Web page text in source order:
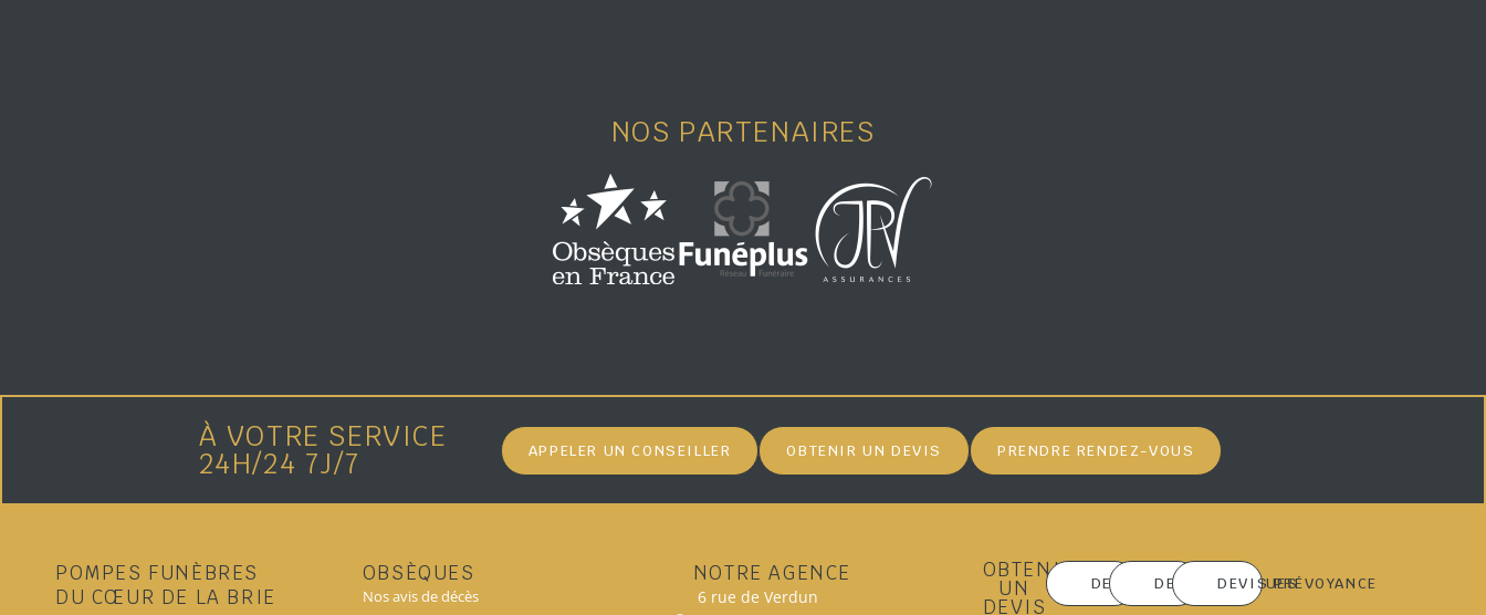
NOS PARTENAIRES
À VOTRE SERVICE
24H/24 7J/7 APPELER UN CONSEILLER OBTENIR UN DEVIS PRENDRE RENDEZ-VOUS
POMPES FUNÈBRES
DU CŒUR DE LA BRIE
OBSÈQUES
Nos avis de décès
NOTRE AGENCE
6 rue de Verdun
OBTENIR
UN
DEVIS
DEVIS MARBRERIE
DEVIS OBSÈQUES
DEVIS PRÉVOYANCE